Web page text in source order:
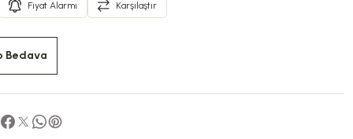
Fiyat Alarmı Karşılaştır
Bedava